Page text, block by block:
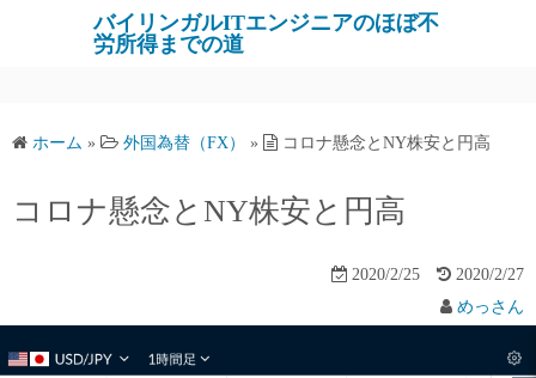
バイリンガルITエンジニアのほぼ不
労所得までの道
ホーム » 外国為替（FX） » コロナ懸念とNY株安と円高
コロナ懸念とNY株安と円高
2020/2/25
2020/2/27
めっさん